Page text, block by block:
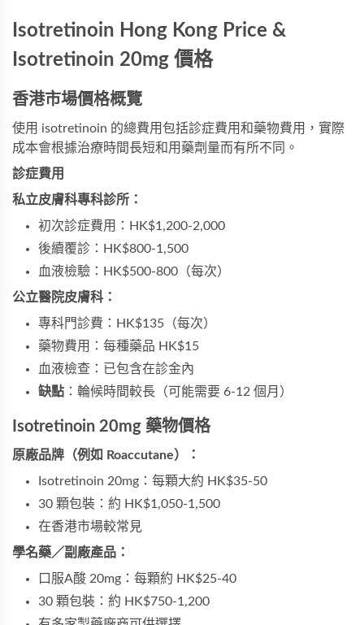
Isotretinoin Hong Kong Price &
Isotretinoin 20mg 價格
香港市場價格概覽
使用 isotretinoin 的總費用包括診症費用和藥物費用，實際
成本會根據治療時間長短和用藥劑量而有所不同。
診症費用
私立皮膚科專科診所：
初次診症費用：HK$1,200-2,000
後續覆診：HK$800-1,500
血液檢驗：HK$500-800（每次）
公立醫院皮膚科：
專科門診費：HK$135（每次）
藥物費用：每種藥品 HK$15
血液檢查：已包含在診金內
缺點 ：輪候時間較長（可能需要 6-12 個月）
Isotretinoin 20mg 藥物價格
原廠品牌（例如 Roaccutane）：
Isotretinoin 20mg：每顆大約 HK$35-50
30 顆包裝：約 HK$1,050-1,500
在香港市場較常見
學名藥／副廠產品：
口服A酸 20mg：每顆約 HK$25-40
30 顆包裝：約 HK$750-1,200